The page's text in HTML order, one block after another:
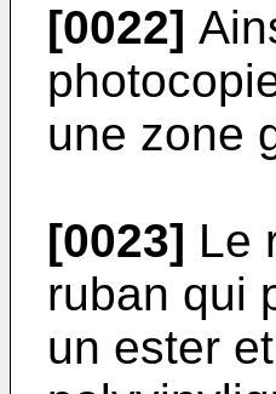
[0022]
une zone
[0023] Le
ruban qui
un ester